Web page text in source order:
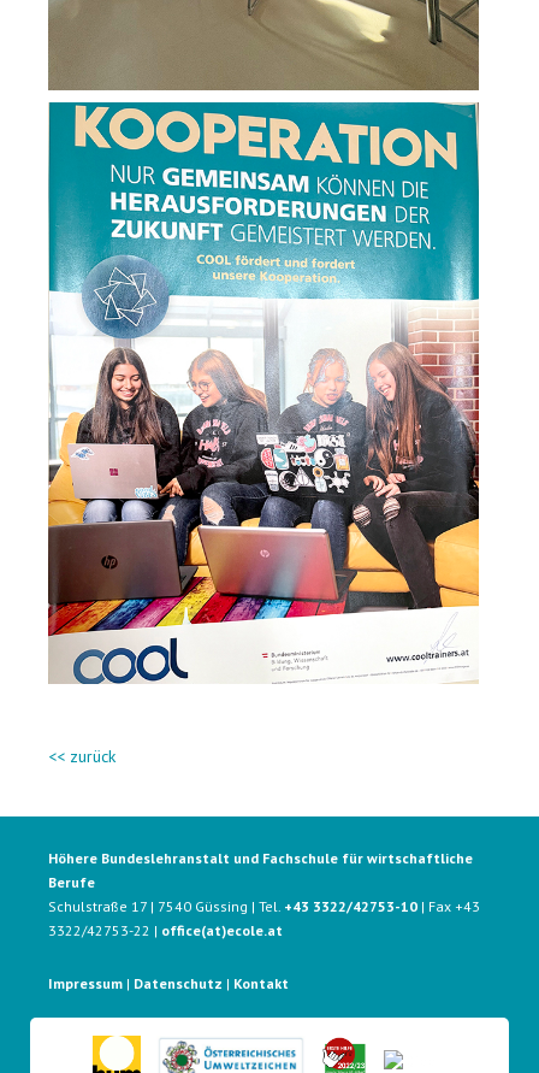
<< zurück
Höhere Bundeslehranstalt und Fachschule für wirtschaftliche
Berufe
Schulstraße 17 | 7540 Güssing | Tel. +43 3322/42753-10 | Fax +43
3322/42753-22 | office(at)ecole.at
Impressum | Datenschutz | Kontakt